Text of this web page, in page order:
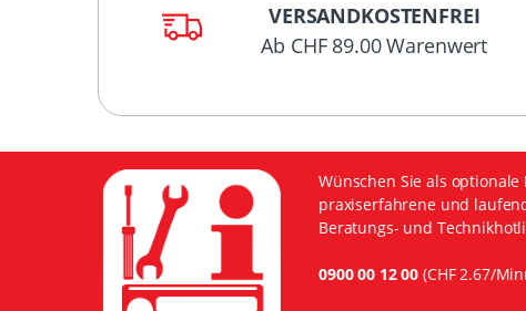
VERSANDKOSTENFREI
Ab CHF 89.00 Warenwert
Wünschen Sie als
praxiserfahrene und
Beratungs- und
0900 00 12 00 (CHF 2.67/